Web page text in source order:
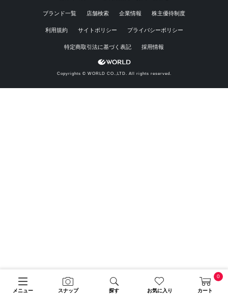
メニュー スナップ 探す お気に入り カート
0
ブランド一覧 店舗検索 企業情報 株主優待制度
利用規約 サイトポリシー プライバシーポリシー
特定商取引法に基づく表記 採用情報
Copyrights © WORLD CO.,LTD. All rights reserved.